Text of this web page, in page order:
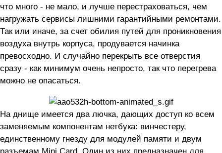
что много - не мало, и лучше перестраховаться, чем
нагружать сервисы лишними гарантийными ремонтами.
Так или иначе, за счет обилия путей для проникновения
воздуха внутрь корпуса, продувается начинка
превосходно. И случайно перекрыть все отверстия
сразу - как минимум очень непросто, так что перегрева
можно не опасаться.
На днище имеется два лючка, дающих доступ ко всем
заменяемым компонентам нетбука: винчестеру,
единственному гнезду для модулей памяти и двум
разъемам Mini Card. Один из них предназначен для